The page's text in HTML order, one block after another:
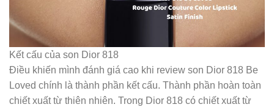
Kết cấu của son Dior 818
Điều khiến mình đánh giá cao khi review son Dior 818 Be
Loved chính là thành phần kết cấu. Thành phần hoàn toàn
chiết xuất từ thiên nhiên. Trong Dior 818 có chiết xuất từ